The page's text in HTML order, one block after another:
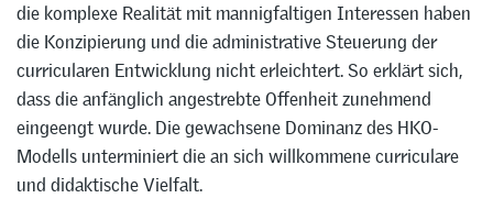
die komplexe Realität mit mannigfaltigen Interessen haben
die Konzipierung und die administrative Steuerung der
curricularen Entwicklung nicht erleichtert. So erklärt sich,
dass die anfänglich angestrebte Offenheit zunehmend
eingeengt wurde. Die gewachsene Dominanz des HKO-
Modells unterminiert die an sich willkommene curriculare
und didaktische Vielfalt.